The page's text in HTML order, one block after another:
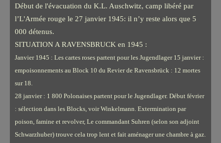
Début de l'évacuation du K.L. Auschwitz, camp libéré par
l’L'Armée rouge le 27 janvier 1945: il n’y reste alors que 5
000 détenus.
SITUATION A RAVENSBRUCK en 1945 :
Janvier 1945 : Les cartes roses partent pour les Jugendlager 15 janvier :
empoisonnements au Block 10 du Revier de Ravensbrück : 12 mortes
sur 18.
28 janvier : 1 800 Polonaises partent pour le Jugendlager. Début février
: sélection dans les Blocks, voir Winkelmann. Extermination par
poison, famine et revolver, Le commandant Suhren (selon son adjoint
Schwarzhuber) trouve cela trop lent et fait aménager une chambre à gaz.